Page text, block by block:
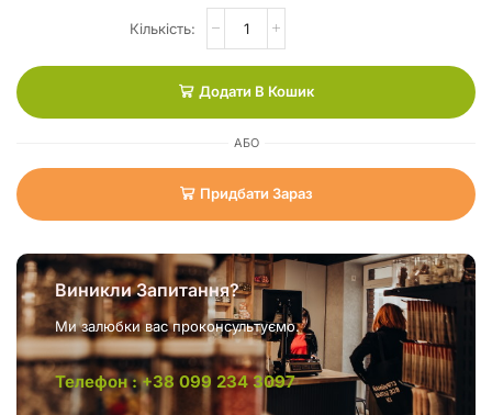
Додати В Кошик
АБО
Придбати Зараз
Виникли Запитання?
Ми залюбки вас проконсультуємо.
Телефон : +38 099 234 3097